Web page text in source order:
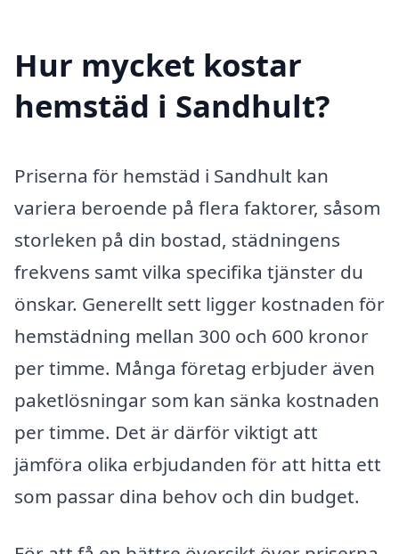
Hur mycket kostar
hemstäd i Sandhult?
Priserna för hemstäd i Sandhult kan
variera beroende på flera faktorer, såsom
storleken på din bostad, städningens
frekvens samt vilka specifika tjänster du
önskar. Generellt sett ligger kostnaden för
hemstädning mellan 300 och 600 kronor
per timme. Många företag erbjuder även
paketlösningar som kan sänka kostnaden
per timme. Det är därför viktigt att
jämföra olika erbjudanden för att hitta ett
som passar dina behov och din budget.